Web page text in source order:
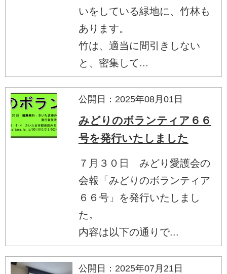
いをしている緑地に、竹林も
あります。
竹は、適当に間引きしない
と、密集して...
公開日：2025年08月01日
みどりのボランティア６６
号を発行いたしました
７月３０日 みどり愛護会の
会報「みどりのボランティア
６６号」を発行いたしまし
た。
内容は以下の通りで...
公開日：2025年07月21日